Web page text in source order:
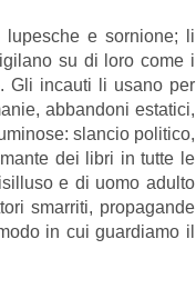
e sornione; li
su di loro come i
Gli incauti li usano per
abbandoni estatici,
slancio politico,
dei libri in tutte le
e di uomo adulto
smarriti, propagande
in cui guardiamo il